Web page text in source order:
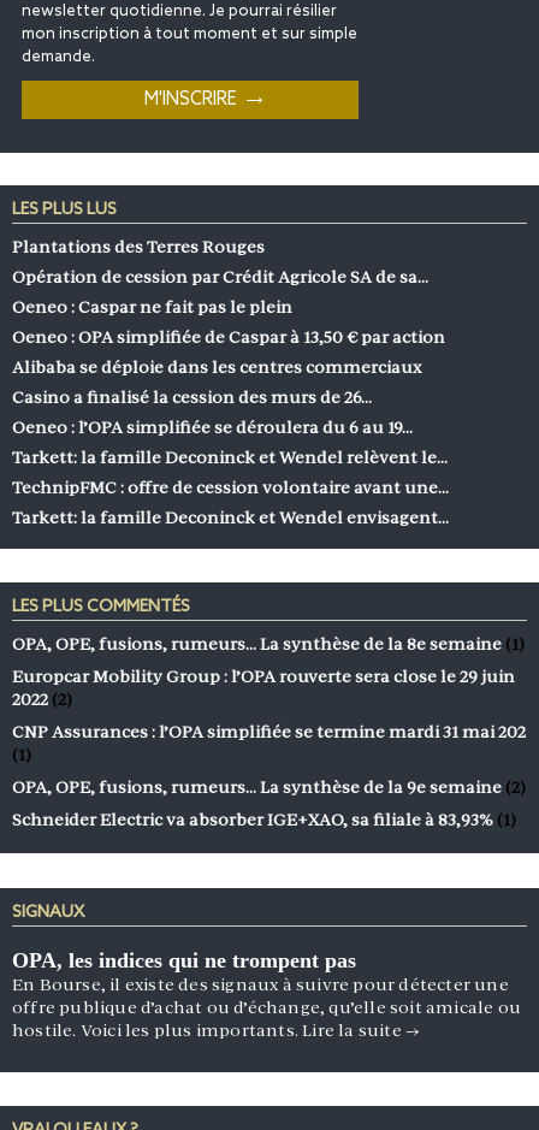
newsletter quotidienne. Je pourrai résilier
mon inscription à tout moment et sur simple
demande.
LES PLUS LUS
Plantations des Terres Rouges
Opération de cession par Crédit Agricole SA de sa…
Oeneo : Caspar ne fait pas le plein
Oeneo : OPA simplifiée de Caspar à 13,50 € par action
Alibaba se déploie dans les centres commerciaux
Casino a finalisé la cession des murs de 26…
Oeneo : l’OPA simplifiée se déroulera du 6 au 19…
Tarkett: la famille Deconinck et Wendel relèvent le…
TechnipFMC : offre de cession volontaire avant une…
Tarkett: la famille Deconinck et Wendel envisagent…
LES PLUS COMMENTÉS
OPA, OPE, fusions, rumeurs… La synthèse de la 8e semaine (1)
Europcar Mobility Group : l’OPA rouverte sera close le 29 juin
2022 (2)
CNP Assurances : l’OPA simplifiée se termine mardi 31 mai 202
(1)
OPA, OPE, fusions, rumeurs… La synthèse de la 9e semaine (2)
Schneider Electric va absorber IGE+XAO, sa filiale à 83,93% (1)
SIGNAUX
OPA, les indices qui ne trompent pas
En Bourse, il existe des signaux à suivre pour détecter une
offre publique d’achat ou d’échange, qu’elle soit amicale ou
hostile. Voici les plus importants.Lire la suite →